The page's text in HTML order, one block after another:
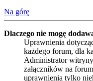
Na górę
Dlaczego nie mogę
Uprawnienia
każdego forum, dla
Administrator
załączników na
uprawnienia tylko